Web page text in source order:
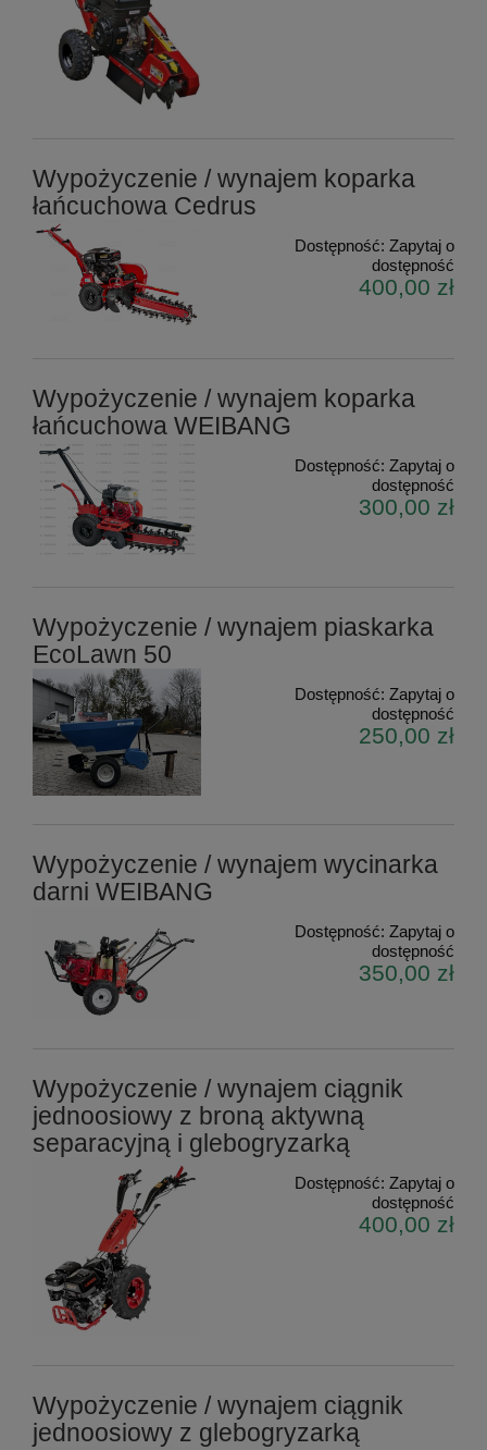
Wypożyczenie / wynajem koparka
łańcuchowa Cedrus
Dostępność: Zapytaj o
dostępność
400,00 zł
Wypożyczenie / wynajem koparka
łańcuchowa WEIBANG
Dostępność: Zapytaj o
dostępność
300,00 zł
Wypożyczenie / wynajem piaskarka
EcoLawn 50
Dostępność: Zapytaj o
dostępność
250,00 zł
Wypożyczenie / wynajem wycinarka
darni WEIBANG
Dostępność: Zapytaj o
dostępność
350,00 zł
Wypożyczenie / wynajem ciągnik
jednoosiowy z broną aktywną
separacyjną i glebogryzarką
Dostępność: Zapytaj o
dostępność
400,00 zł
Wypożyczenie / wynajem ciągnik
jednoosiowy z glebogryzarką